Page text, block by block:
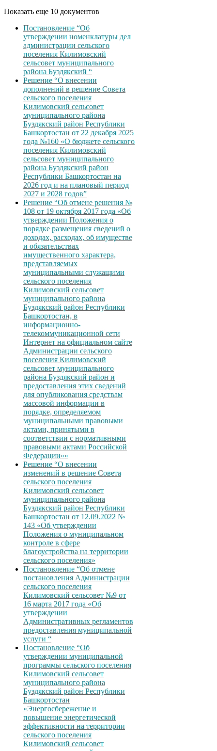
Показать еще 10 документов
Постановление “Об
утверждении номенклатуры дел
администрации сельского
поселения Килимовский
сельсовет муниципального
района Буздякский “
Решение “О внесении
дополнений в решение Совета
сельского поселения
Килимовский сельсовет
муниципального района
Буздякский район Республики
Башкортостан от 22 декабря 2025
года №160 «О бюджете сельского
поселения Килимовский
сельсовет муниципального
района Буздякский район
Республики Башкортостан на
2026 год и на плановый период
2027 и 2028 годов”
Решение “Об отмене решения №
108 от 19 октября 2017 года «Об
утверждении Положения о
порядке размещения сведений о
доходах, расходах, об имуществе
и обязательствах
имущественного характера,
представляемых
муниципальными служащими
сельского поселения
Килимовский сельсовет
муниципального района
Буздякский район Республики
Башкортостан, в
информационно-
телекоммуникационной сети
Интернет на официальном сайте
Администрации сельского
поселения Килимовский
сельсовет муниципального
района Буздякский район и
предоставления этих сведений
для опубликования средствам
массовой информации в
порядке, определяемом
муниципальными правовыми
актами, принятыми в
соответствии с нормативными
правовыми актами Российской
Федерации»»
Решение “О внесении
изменений в решение Совета
сельского поселения
Килимовский сельсовет
муниципального района
Буздякский район Республики
Башкортостан от 12.09.2022 №
143 «Об утверждении
Положения о муниципальном
контроле в сфере
благоустройства на территории
сельского поселения»
Постановление “Об отмене
постановления Администрации
сельского поселения
Килимовский сельсовет №9 от
16 марта 2017 года «Об
утверждении
Административных регламентов
предоставления муниципальной
услуги “
Постановление “Об
утверждении муниципальной
программы сельского поселения
Килимовский сельсовет
муниципального района
Буздякский район Республики
Башкортостан
«Энергосбережение и
повышение энергетической
эффективности на территории
сельского поселения
Килимовский сельсовет